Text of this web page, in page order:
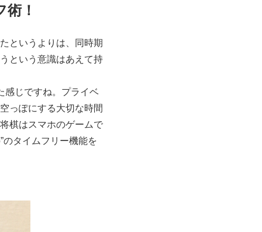
！
というよりは、同時期
という意識はあえて持
感じですね。プライベ
っぽにする大切な時間
棋はスマホのゲームで
のタイムフリー機能を